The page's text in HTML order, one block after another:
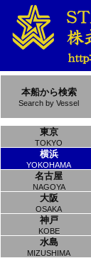
本船から検索
Search by Vessel
東京
TOKYO
横浜
YOKOHAMA
名古屋
NAGOYA
大阪
OSAKA
神戸
KOBE
水島
MIZUSHIMA